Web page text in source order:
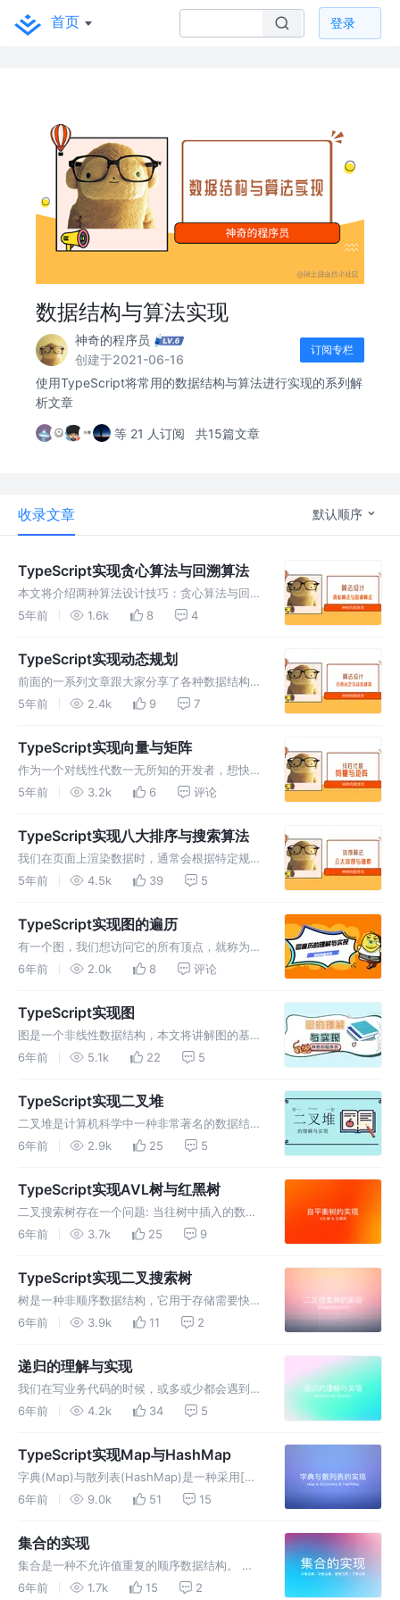
首页 登录
数据结构与算法实现
神奇的程序员
创建于2021-06-16
订阅专栏
使用TypeScript将常用的数据结构与算法进行实现的系列解
析文章
等 21 人订阅 共15篇文章
收录文章 默认顺序
TypeScript实现贪心算法与回溯算法
本文将介绍两种算法设计技巧：贪心算法与回溯
算法，并用TypeScript将其实现，欢迎各位感兴
解决问题的技术，期盼通过每个阶段的局部最优
选择（当前最好的解），从而达到全局的最优。
接下来我们通过两个例子讲解下贪心算法。 最
少硬币找零问题…
5年前 1.6k 8 4
TypeScript实现动态规划
前面的一系列文章跟大家分享了各种数据结构和
算法的实现，本文将分享一些算法的设计技巧：
来解决问题，提升自己解决问题的能力，欢迎各
位感兴趣的开发者阅读本文。 前面分享的排序
算法中，归并排序就是一种分而治之的算法。分
而治之是算法设计中的一种方…
5年前 2.4k 9 7
TypeScript实现向量与矩阵
作为一个对线性代数一无所知的开发者，想快速
对向量和矩阵进行一个了解和认识，那么本文就
量和矩阵，并用TypeScript将其实现，欢迎各位
感兴趣的开发者阅读本文。 向量是线性代数研
究的基本元素，将一组数放在一起其基本的表示
方法就是向量，例…
5年前 3.2k 6 评论
TypeScript实现八大排序与搜索算法
我们在页面上渲染数据时，通常会根据特定规则
来对数据进行一个排序，然后再将其渲染到页面
式，哪一种效率高？ 哪一种稳定性好？那一种
占用内存小？本文将详解经典的八大排序算法以
及三种搜索算法，并用TypeScript将其实现，欢
迎各位对上述问题…
5年前 4.5k 39 5
TypeScript实现图的遍历
有一个图，我们想访问它的所有顶点，就称为图
的遍历。遍历图有两种方法：广度优先搜索和深
点或寻找两个顶点之间的路径，检查图是否连
通。本文将详解图的两种遍历并用TypeScript将
其实现，欢迎各位感兴趣的开发者阅读本文。
本文重点讲解图遍历…
6年前 2.0k 8 评论
TypeScript实现图
图是一个非线性数据结构，本文将讲解图的基本
运用，将图巧妙运用，并用TypeScript将其实
着重讲解图的实现思路，对图的基础概念不了解
的开发者，请移步我的另一篇文章：图的认识。
图是网络结构的抽象模型，图是由一组边连接的
顶点。任何二元关…
6年前 5.1k 22 5
TypeScript实现二叉堆
二叉堆是计算机科学中一种非常著名的数据结
构，由于它能高效、快速地找出最大值和最小值
详解二叉堆并用TypeScript将其实现，欢迎各位
感兴趣的开发者阅读本文。 一颗完全二叉树，
它的每一层都有左侧和右侧子节点(除过最后一
层的叶节点),并且…
6年前 2.9k 25 5
TypeScript实现AVL树与红黑树
二叉搜索树存在一个问题: 当往树中插入的数据
一大部分大于某个节点或小于某个节点，这样就
出现了自平衡树这种解决方案。 本文将详解两
种自平衡树：AVL树和红黑树并用TypeScript将
其实现，欢迎各位感兴趣的开发者阅读本文。
AVL树(A…
6年前 3.7k 25 9
TypeScript实现二叉搜索树
树是一种非顺序数据结构，它用于存储需要快速
查找的数据。现实生活中也有许多用到树的例
将详解二叉搜索树并用TypeScript将其实现，欢
迎各位感兴趣的开发者阅读本文。 二叉树中的
节点最多只能有两个子节点:一个是左侧子节点,
另一个是右侧子…
6年前 3.9k 11 2
递归的理解与实现
我们在写业务代码的时候，或多或少都会遇到需
要使用递归的场景，比如在遍历树形结构时。
解递归，通过画递归树的方式来讲解其时间复杂
度和空间复杂度以及递归的执行顺序，欢迎各位
感兴趣的开发者阅读本文。 接下来我们通过一
个实例来讲解递归的应用。 …
6年前 4.2k 34 5
TypeScript实现Map与HashMap
字典(Map)与散列表(HashMap)是一种采用[键
(key)，值(value)]对的形式来存储数据的数据
路并使用TypeScript将其实现，欢迎各位感兴趣
的前端开发者阅读本文。 字典与散列表存储数
据的方式是键值对的形式来存储，因此…
6年前 9.0k 51 15
集合的实现
集合是一种不允许值重复的顺序数据结构。 本
文将详解集合的实现思路并使用TypeScript实现
6年前 1.7k 15 2